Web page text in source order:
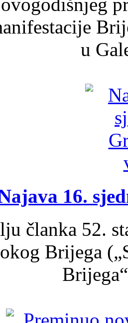
u
16.
članka 52.
Brijega